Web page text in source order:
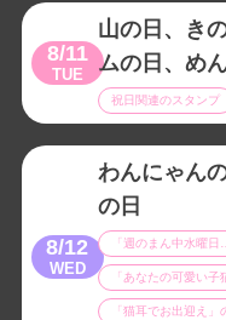
8/11
TUE
山の日、き
ムの日、め
祝日関連のスタンプ
8/12
WED
わんにゃん
の日
「週のまん中水曜
「あなたの可愛い
「猫耳でお出迎え」